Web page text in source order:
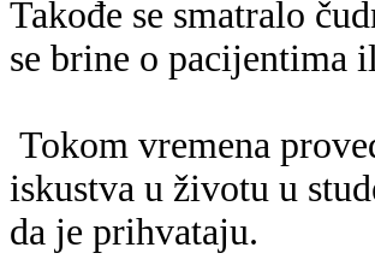
Takođe se smatralo
se brine o pacijentima
Tokom vremena
iskustva u životu u
da je prihvataju.